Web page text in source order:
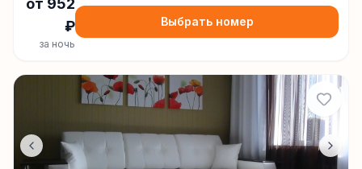
от 952
₽
за ночь
Выбрать номер